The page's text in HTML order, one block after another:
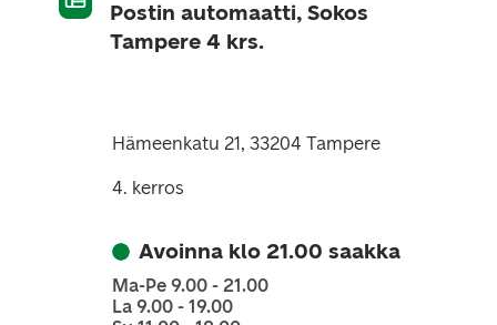
Postin automaatti, Sokos
Tampere 4 krs.
Hämeenkatu 21, 33204 Tampere
4. kerros
Avoinna klo 21.00 saakka
Ma-Pe 9.00 - 21.00
La 9.00 - 19.00